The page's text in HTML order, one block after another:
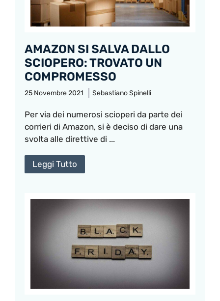
AMAZON SI SALVA DALLO
SCIOPERO: TROVATO UN
COMPROMESSO
25 Novembre 2021 Sebastiano Spinelli
Per via dei numerosi scioperi da parte dei
corrieri di Amazon, si è deciso di dare una
svolta alle direttive di ...
Leggi Tutto